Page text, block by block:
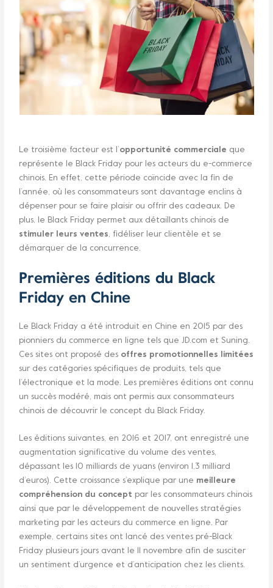
Le troisième facteur est l’opportunité commerciale que
représente le Black Friday pour les acteurs du e-commerce
chinois. En effet, cette période coïncide avec la fin de
l’année, où les consommateurs sont davantage enclins à
dépenser pour se faire plaisir ou offrir des cadeaux. De
plus, le Black Friday permet aux détaillants chinois de
stimuler leurs ventes , fidéliser leur clientèle et se
démarquer de la concurrence.
Premières éditions du Black
Friday en Chine
Le Black Friday a été introduit en Chine en 2015 par des
pionniers du commerce en ligne tels que JD.com et Suning.
Ces sites ont proposé des offres promotionnelles limitées
sur des catégories spécifiques de produits, tels que
l’électronique et la mode. Les premières éditions ont connu
un succès modéré, mais ont permis aux consommateurs
chinois de découvrir le concept du Black Friday.
Les éditions suivantes, en 2016 et 2017, ont enregistré une
augmentation significative du volume des ventes,
dépassant les 10 milliards de yuans (environ 1,3 milliard
d’euros). Cette croissance s’explique par une meilleure
compréhension du concept par les consommateurs chinois
ainsi que par le développement de nouvelles stratégies
marketing par les acteurs du commerce en ligne. Par
exemple, certains sites ont lancé des ventes pré-Black
Friday plusieurs jours avant le 11 novembre afin de susciter
un sentiment d’urgence et d’anticipation chez les clients.